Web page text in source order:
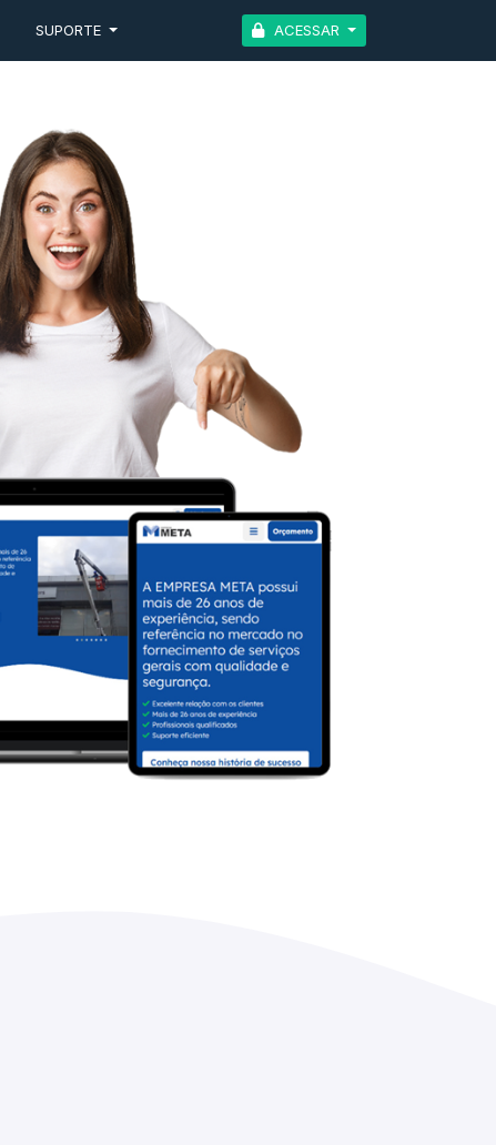
SUPORTE ACESSAR